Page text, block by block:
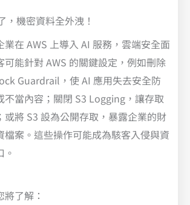
，機密資料全外洩！
業在 AWS 上導入 AI 服務，雲端安全面
可能針對 AWS 的關鍵設定，例如刪除
Guardrail，使 AI 應用失去安全防
不當內容；關閉 S3 Logging，讓存取
或將 S3 設為公開存取，暴露企業的財
檔案。這些操作可能成為駭客入侵與資
了解：